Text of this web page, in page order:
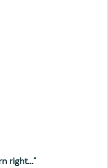
right..."